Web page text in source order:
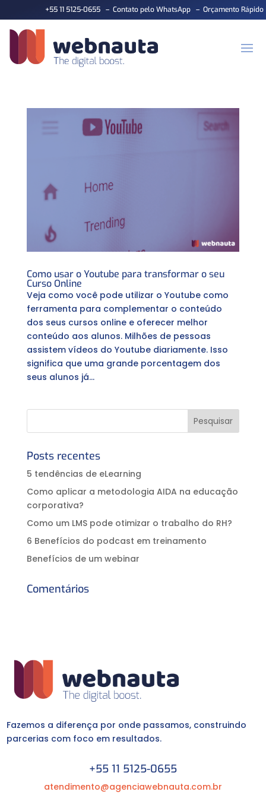
+55 11 5125-0655– Contato pelo WhatsApp– Orçamento Rápido
Como usar o Youtube para transformar o seu
Curso Online
Veja como você pode utilizar o Youtube como
ferramenta para complementar o conteúdo
dos seus cursos online e oferecer melhor
conteúdo aos alunos. Milhões de pessoas
assistem vídeos do Youtube diariamente. Isso
significa que uma grande porcentagem dos
seus alunos já...
Posts recentes
5 tendências de eLearning
Como aplicar a metodologia AIDA na educação
corporativa?⠀
Como um LMS pode otimizar o trabalho do RH?
6 Benefícios do podcast em treinamento
Benefícios de um webinar
Comentários
Fazemos a diferença por onde passamos, construindo
parcerias com foco em resultados.
+55 11 5125-0655
atendimento@agenciawebnauta.com.br